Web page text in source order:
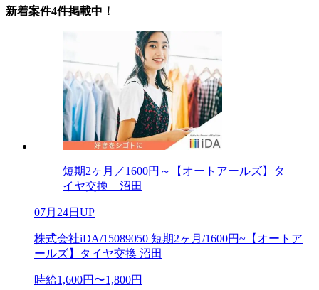
新着案件4件掲載中！
短期2ヶ月／1600円～【オートアールズ】タ
イヤ交換 沼田
07月24日UP
株式会社iDA/15089050 短期2ヶ月/1600円~【オートア
ールズ】タイヤ交換 沼田
時給1,600円〜1,800円